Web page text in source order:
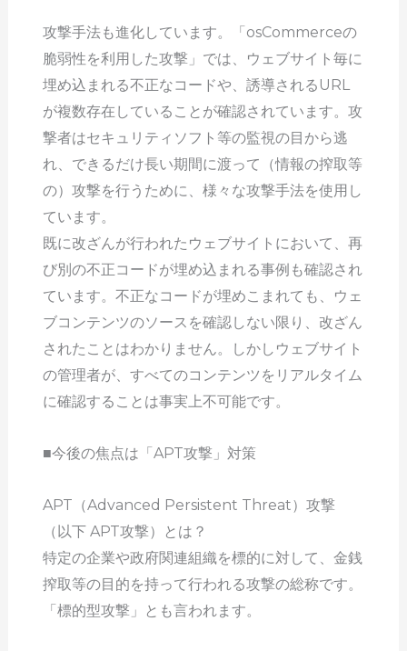
攻撃手法も進化しています。「osCommerceの
脆弱性を利用した攻撃」では、ウェブサイト毎に
埋め込まれる不正なコードや、誘導されるURL
が複数存在していることが確認されています。攻
撃者はセキュリティソフト等の監視の目から逃
れ、できるだけ長い期間に渡って（情報の搾取等
の）攻撃を行うために、様々な攻撃手法を使用し
ています。
既に改ざんが行われたウェブサイトにおいて、再
び別の不正コードが埋め込まれる事例も確認され
ています。不正なコードが埋めこまれても、ウェ
ブコンテンツのソースを確認しない限り、改ざん
されたことはわかりません。しかしウェブサイト
の管理者が、すべてのコンテンツをリアルタイム
に確認することは事実上不可能です。
■今後の焦点は「APT攻撃」対策
APT（Advanced Persistent Threat）攻撃
（以下 APT攻撃）とは？
特定の企業や政府関連組織を標的に対して、金銭
搾取等の目的を持って行われる攻撃の総称です。
「標的型攻撃」とも言われます。